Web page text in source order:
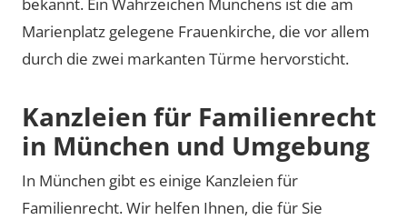
Marienplatz gelegene Frauenkirche, die vor allem
durch die zwei markanten Türme hervorsticht.
Kanzleien für Familienrecht
in München und Umgebung
In München gibt es einige Kanzleien für
Familienrecht. Wir helfen Ihnen, die für Sie